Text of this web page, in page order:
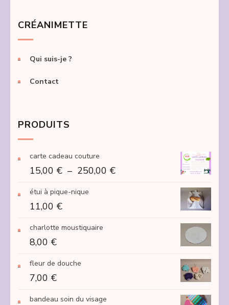
CRÉANIMETTE
Qui suis-je ?
Contact
PRODUITS
carte cadeau couture
15,00 € – 250,00 €Plage
étui à pique-nique
11,00 €
charlotte moustiquaire
8,00 €
fleur de douche
7,00 €
bandeau soin du visage